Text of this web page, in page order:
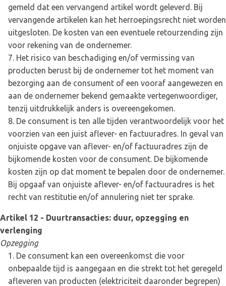
gemeld dat een vervangend artikel wordt geleverd. Bij
vervangende artikelen kan het herroepingsrecht niet worden
uitgesloten. De kosten van een eventuele retourzending zijn
voor rekening van de ondernemer.
Het risico van beschadiging en/of vermissing van
producten berust bij de ondernemer tot het moment van
bezorging aan de consument of een vooraf aangewezen en
aan de ondernemer bekend gemaakte vertegenwoordiger,
tenzij uitdrukkelijk anders is overeengekomen.
De consument is ten alle tijden verantwoordelijk voor het
voorzien van een juist aflever- en factuuradres. In geval van
onjuiste opgave van aflever- en/of factuuradres zijn de
bijkomende kosten voor de consument. De bijkomende
kosten zijn op dat moment te bepalen door de ondernemer.
Bij opgaaf van onjuiste aflever- en/of factuuradres is het
recht van restitutie en/of annulering niet ter sprake.
Artikel 12 - Duurtransacties: duur, opzegging en
verlenging
Opzegging
De consument kan een overeenkomst die voor
onbepaalde tijd is aangegaan en die strekt tot het geregeld
afleveren van producten (elektriciteit daaronder begrepen)